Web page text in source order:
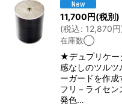
11,700 円(税別)
(税込: 12,870円
在庫数◯
★デュプリケー
感なしのツル
ーガードを作
フリ－ライセ
発色…